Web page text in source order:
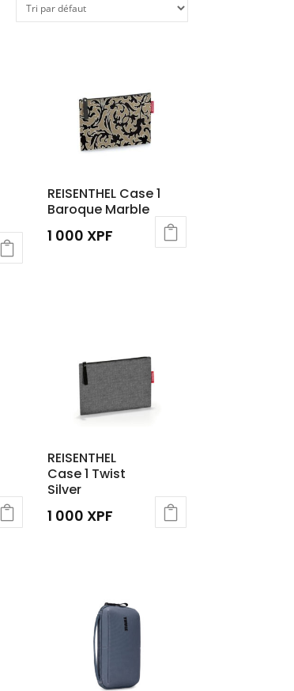
REISENTHEL Case 1
Baroque Marble
1 000 XPF
REISENTHEL
Case 1 Twist
Silver
1 000 XPF